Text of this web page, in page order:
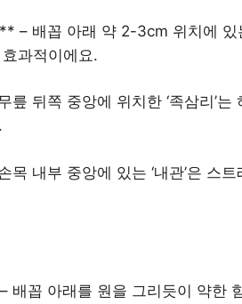
– 배꼽 아래 약 2-3cm 위치에 있
과적이에요.
뒤쪽 중앙에 위치한 ‘족삼리’
내부 중앙에 있는 ‘내관’은 스
배꼽 아래를 원을 그리듯이 약한